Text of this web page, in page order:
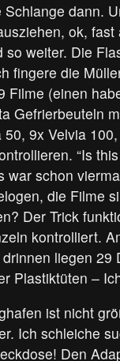
dann.
ok,
weiter. Die
fingere die
Filme (einen
Gefrierbeuteln
9x Velvia
“Is
war schon
die Filme
Der Trick
kontrolliert.
liegen 29
Plastiktüten –
ist nicht
Ich schleiche
Den